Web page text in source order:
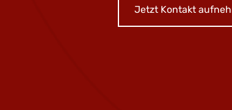
Jetzt Kontakt